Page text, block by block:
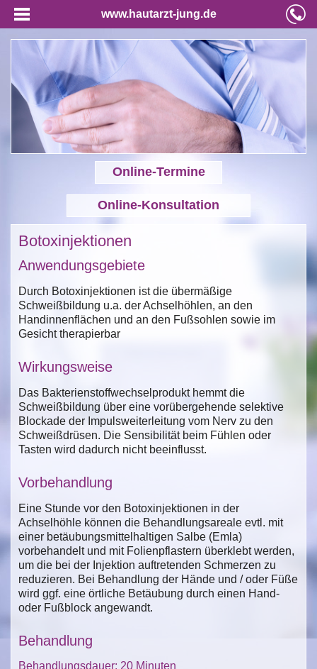
www.hautarzt-jung.de
Online-Termine
Online-Konsultation
Botoxinjektionen
Anwendungsgebiete
Durch Botoxinjektionen ist die übermäßige
Schweißbildung u.a. der Achselhöhlen, an den
Handinnenflächen und an den Fußsohlen sowie im
Gesicht therapierbar
Wirkungsweise
Das Bakterienstoffwechselprodukt hemmt die
Schweißbildung über eine vorübergehende selektive
Blockade der Impulsweiterleitung vom Nerv zu den
Schweißdrüsen. Die Sensibilität beim Fühlen oder
Tasten wird dadurch nicht beeinflusst.
Vorbehandlung
Eine Stunde vor den Botoxinjektionen in der
Achselhöhle können die Behandlungsareale evtl. mit
einer betäubungsmittelhaltigen Salbe (Emla)
vorbehandelt und mit Folienpflastern überklebt werden,
um die bei der Injektion auftretenden Schmerzen zu
reduzieren. Bei Behandlung der Hände und / oder Füße
wird ggf. eine örtliche Betäubung durch einen Hand-
oder Fußblock angewandt.
Behandlung
Behandlungsdauer: 20 Minuten